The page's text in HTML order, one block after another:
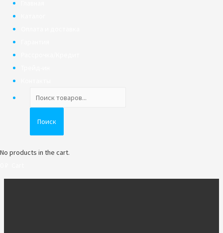
товаров
Поиск
No products in the cart.